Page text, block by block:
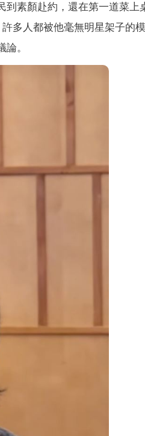
到素顏赴約，還在第一道菜上
多人都被他毫無明星架子的
。